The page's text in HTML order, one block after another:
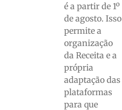
é a partir de 1º
de agosto. Isso
permite a
organização
da Receita e a
própria
adaptação das
plataformas
para que